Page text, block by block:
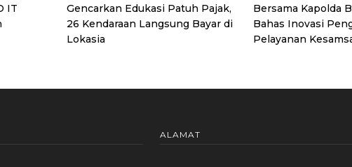
IT
Gencarkan Edukasi Patuh Pajak,
26 Kendaraan Langsung Bayar di
Lokasia
Bersama Kapolda
Bahas Inovasi
Pelayanan
ALAMAT